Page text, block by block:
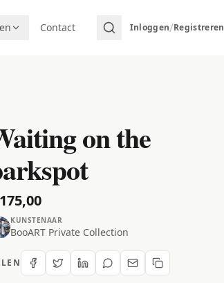
Contact Inloggen/Registreren
on the
KUNSTENAAR
BooART Private Collection